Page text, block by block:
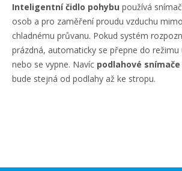
Inteligentní čidlo pohybu používá
osob a pro zaměření proudu vzduchu
chladnému průvanu. Pokud systém
prázdná, automaticky se přepne do režimu
nebo se vypne. Navíc podlahové snímače
bude stejná od podlahy až ke stropu.